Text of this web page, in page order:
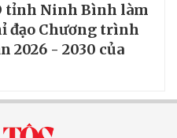
tỉnh Ninh Bình làm
đạo Chương trình
2026 - 2030 của